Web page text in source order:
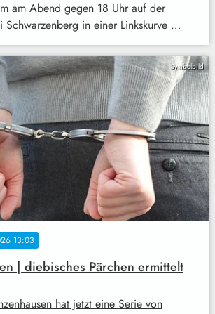
am Abend gegen 18 Uhr auf der
Schwarzenberg in einer Linkskurve …
Symbolbild
13:03
| diebisches Pärchen ermittelt
hat jetzt eine Serie von